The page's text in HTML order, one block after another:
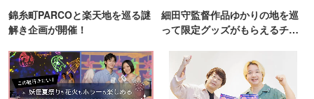
錦糸町PARCOと楽天地を巡る謎
解き企画が開催！
細田守監督作品ゆかりの地を巡
って限定グッズがもらえるチャ